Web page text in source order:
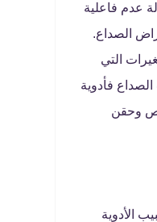
عدم فاعلية
الصداع.
التي
فأدوية
وحقن
الأدوية